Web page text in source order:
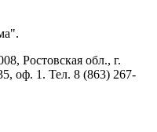
Ростовская обл., г.
оф. 1. Тел. 8 (863) 267-